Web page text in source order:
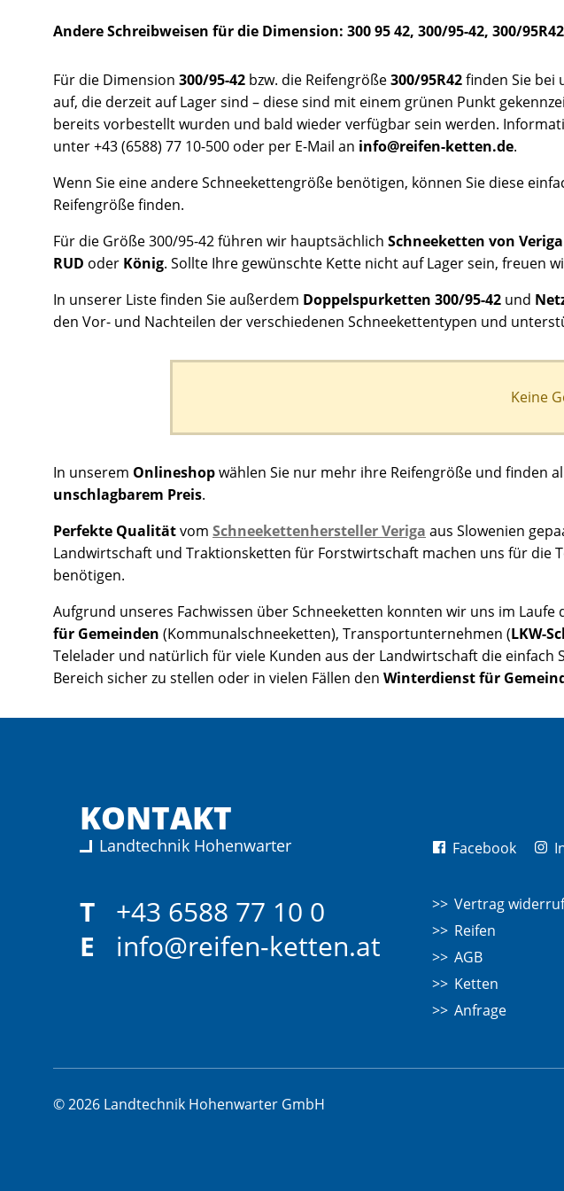
Andere Schreibweisen für die Dimension: 300 95 42, 300/95-42, 300/
Für die Dimension 300/95-42 bzw. die Reifengröße300/95R42finden Sie bei
auf, die derzeit auf Lager sind – diese sind mit einem grünen Punkt
bereits vorbestellt wurden und bald wieder verfügbar sein werden.
unter +43 (6588) 77 10-500 oder per E-Mail an info@reifen-ketten.de.
Wenn Sie eine andere Schneekettengröße benötigen, können Sie diese
Reifengröße finden.
Für die Größe 300/95-42 führen wir hauptsächlich Schneeketten von Veriga
RUD oder König. Sollte Ihre gewünschte Kette nicht auf Lager sein, freuen
In unserer Liste finden Sie außerdem Doppelspurketten 300/95-42 und
den Vor- und Nachteilen der verschiedenen Schneekettentypen und
Keine
In unserem Onlineshopwählen Sie nur mehr ihre Reifengröße und finden
unschlagbarem Preis.
Perfekte Qualitätvom Schneekettenhersteller Veriga aus Slowenien
Landwirtschaft und Traktionsketten für Forstwirtschaft machen uns für die
benötigen.
Aufgrund unseres Fachwissen über Schneeketten konnten wir uns im
für Gemeinden (Kommunalschneeketten), Transportunternehmen (LKW-
Telelader und natürlich für viele Kunden aus der Landwirtschaft die
Bereich sicher zu stellen oder in vielen Fällen den Winterdienst für
KONTAKT
Landtechnik Hohenwarter
T
+43 6588 77 10 0
E
info@reifen-ketten.at
Facebook
Vertrag
Reifen
AGB
Ketten
Anfrage
© 2026 Landtechnik Hohenwarter GmbH